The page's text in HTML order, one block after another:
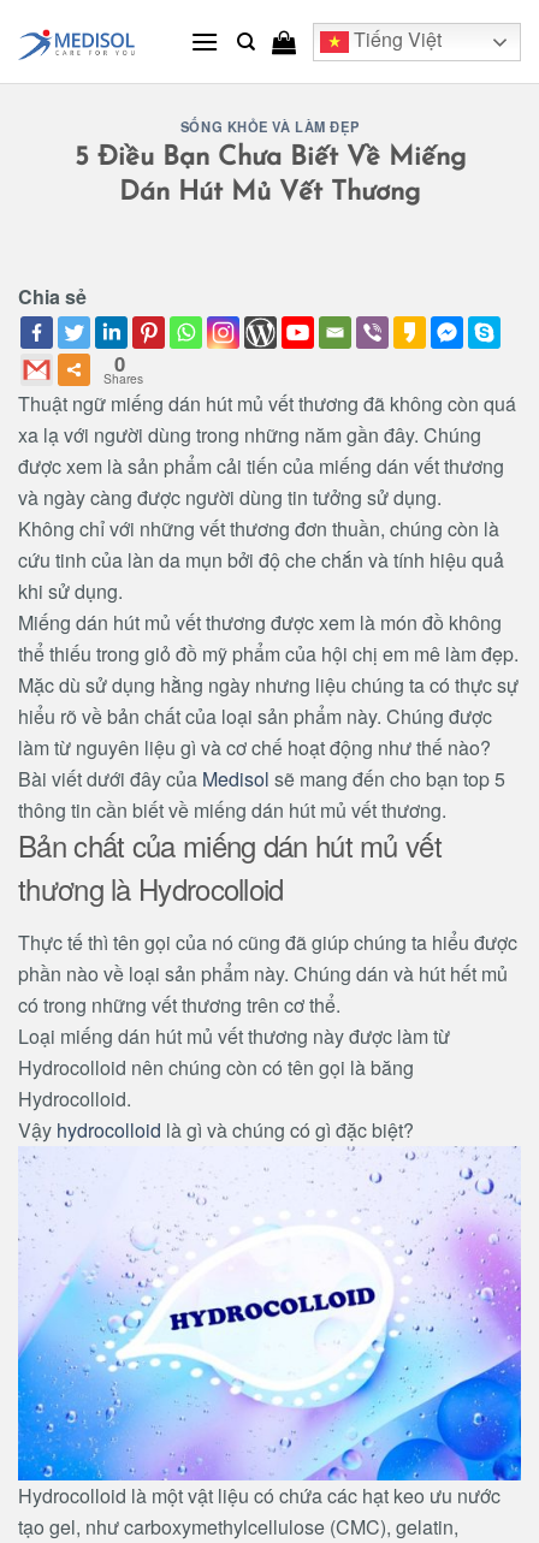
content
Tiếng Việt
SỐNG KHỎE VÀ LÀM ĐẸP
5 Điều Bạn Chưa Biết Về Miếng
Dán Hút Mủ Vết Thương
Chia sẻ
0
Shares
Thuật ngữ miếng dán hút mủ vết thương đã không còn quá
xa lạ với người dùng trong những năm gần đây. Chúng
được xem là sản phẩm cải tiến của miếng dán vết thương
và ngày càng được người dùng tin tưởng sử dụng.
Không chỉ với những vết thương đơn thuần, chúng còn là
cứu tinh của làn da mụn bởi độ che chắn và tính hiệu quả
khi sử dụng.
Miếng dán hút mủ vết thương được xem là món đồ không
thể thiếu trong giỏ đồ mỹ phẩm của hội chị em mê làm đẹp.
Mặc dù sử dụng hằng ngày nhưng liệu chúng ta có thực sự
hiểu rõ về bản chất của loại sản phẩm này. Chúng được
làm từ nguyên liệu gì và cơ chế hoạt động như thế nào?
Bài viết dưới đây của Medisol sẽ mang đến cho bạn top 5
thông tin cần biết về miếng dán hút mủ vết thương.
Bản chất của miếng dán hút mủ vết
thương là Hydrocolloid
Thực tế thì tên gọi của nó cũng đã giúp chúng ta hiểu được
phần nào về loại sản phẩm này. Chúng dán và hút hết mủ
có trong những vết thương trên cơ thể.
Loại miếng dán hút mủ vết thương này được làm từ
Hydrocolloid nên chúng còn có tên gọi là băng
Hydrocolloid.
Vậy hydrocolloid là gì và chúng có gì đặc biệt?
Hydrocolloid là một vật liệu có chứa các hạt keo ưu nước
tạo gel, như carboxymethylcellulose (CMC), gelatin,